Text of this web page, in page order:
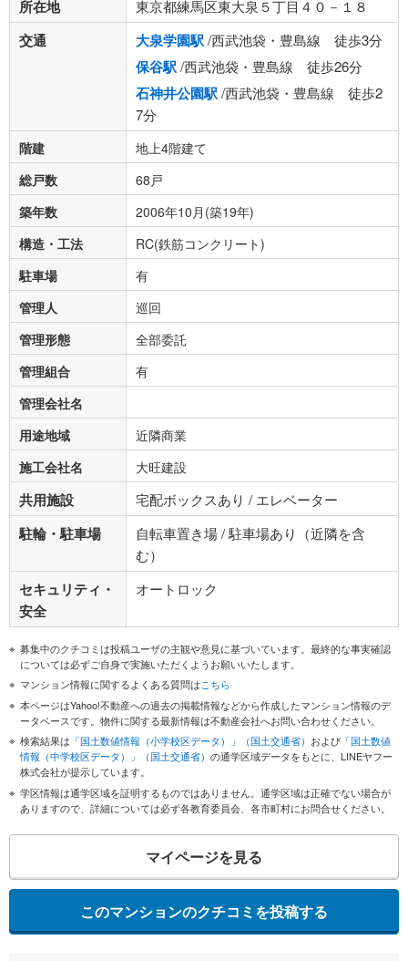
所在地 東京都練馬区東大泉５丁目４０－１８
交通 大泉学園駅/西武池袋・豊島線 徒歩3分
保谷駅/西武池袋・豊島線 徒歩26分
石神井公園駅/西武池袋・豊島線 徒歩2
7分
階建
地上4階建て
総戸数
68戸
築年数
2006年10月(築19年)
構造・工法
RC(鉄筋コンクリート)
駐車場
有
管理人
巡回
管理形態
全部委託
管理組合
有
管理会社名
用途地域
近隣商業
施工会社名
大旺建設
共用施設 宅配ボックスあり / エレベーター
駐輪・駐車場
自転車置き場 / 駐車場あり（近隣を含
む）
セキュリティ・
安全
オートロック
募集中のクチコミは投稿ユーザの主観や意見に基づいています。最終的な事実確認
については必ずご自身で実施いただくようお願いいたします。
マンション情報に関するよくある質問はこちら
本ページはYahoo!不動産への過去の掲載情報などから作成したマンション情報のデ
ータベースです。物件に関する最新情報は不動産会社へお問い合わせください。
検索結果は 「国土数値情報（小学校区データ）」（国土交通省） および 「国土数値
情報（中学校区データ）」（国土交通省） の通学区域データをもとに、LINEヤフー
株式会社が提示しています。
学区情報は通学区域を証明するものではありません。通学区域は正確でない場合が
ありますので、詳細については必ず各教育委員会、各市町村にお問合せください。
マイページを見る
このマンションのクチコミを投稿する